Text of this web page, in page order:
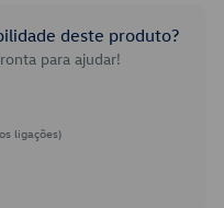
deste produto?
para ajudar!
ligações)